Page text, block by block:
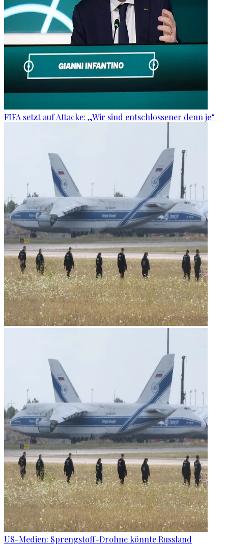
FIFA setzt auf Attacke: „Wir sind entschlossener denn je“
US-Medien: Sprengstoff-Drohne könnte Russland